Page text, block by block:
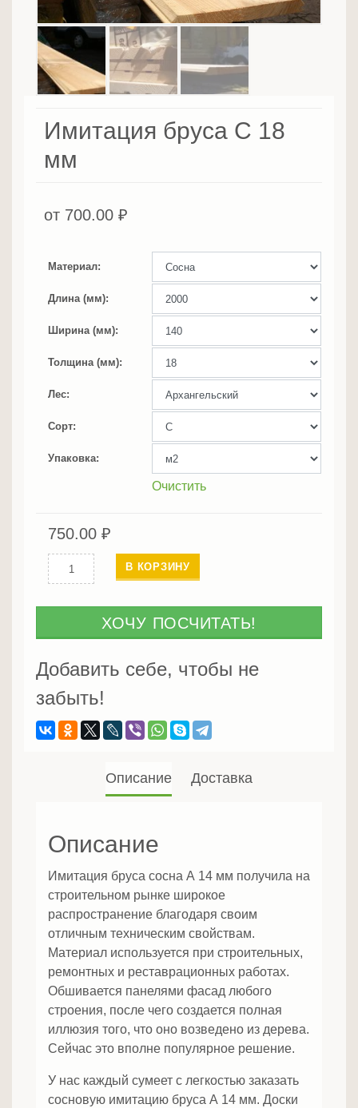
Имитация бруса C 18
мм
от 700.00 ₽
Материал
Длина (мм)
Ширина (мм)
Толщина (мм)
Лес
Сорт
Упаковка
Очистить
750.00 ₽
Количество
Имитация
18
мм
В КОРЗИНУ
ХОЧУ ПОСЧИТАТЬ!
Добавить себе, чтобы не
забыть!
Описание Доставка
Описание
Имитация бруса сосна А 14 мм получила на
строительном рынке широкое
распространение благодаря своим
отличным техническим свойствам.
Материал используется при строительных,
ремонтных и реставрационных работах.
Обшивается панелями фасад любого
строения, после чего создается полная
иллюзия того, что оно возведено из дерева.
Сейчас это вполне популярное решение.
У нас каждый сумеет с легкостью заказать
сосновую имитацию бруса А 14 мм. Доски